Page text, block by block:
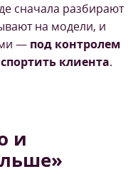
сначала разбирают
на модели, и
— под контролем
клиента.
и